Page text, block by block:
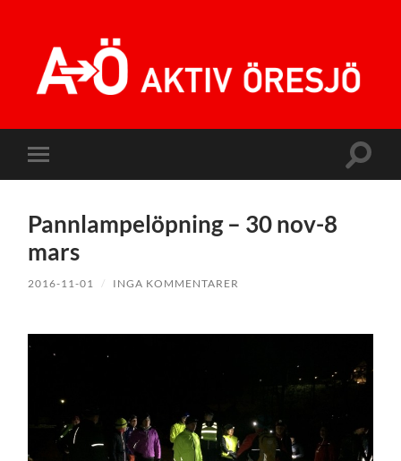
Slå
på/av
Slå
Pannlampelöpning – 30 nov-8
mars
2016-11-01 / INGA KOMMENTARER